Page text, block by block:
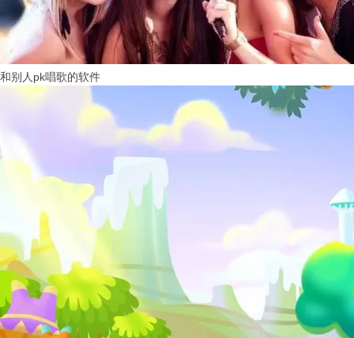
和别人pk唱歌的软件